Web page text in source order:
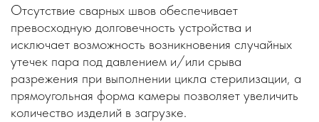
Отсутствие сварных швов обеспечивает
превосходную долговечность устройства и
исключает возможность возникновения случайных
утечек пара под давлением и/или срыва
разрежения при выполнении цикла стерилизации, а
прямоугольная форма камеры позволяет увеличить
количество изделий в загрузке.